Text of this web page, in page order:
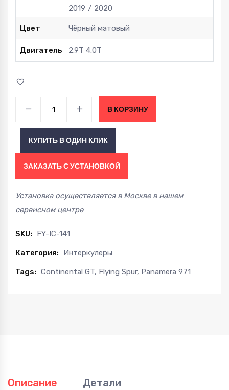
2019
2020
Цвет Чёрный матовый
Двигатель 2.9T 4.0T
Panamera
09-
20
В КОРЗИНУ
КУПИТЬ В ОДИН КЛИК
ЗАКАЗАТЬ С УСТАНОВКОЙ
Установка осуществляется в Москве в нашем
сервисном центре
SKU: FY-IC-141
Категория: Интеркулеры
Tags: Continental GT, Flying Spur, Panamera 971
Описание Детали